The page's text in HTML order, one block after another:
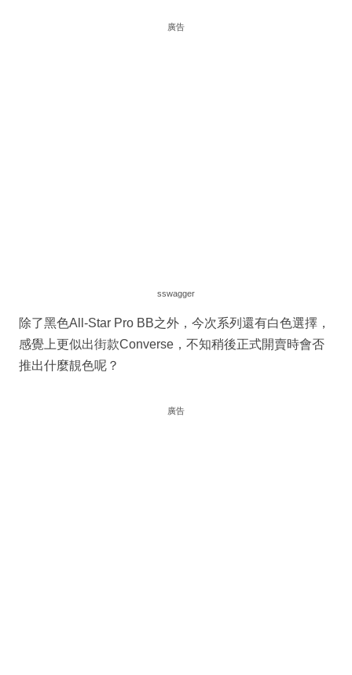
廣告
sswagger
除了黑色All-Star Pro BB之外，今次系列還有白色選擇，
感覺上更似出街款Converse，不知稍後正式開賣時會否
推出什麼靚色呢？
廣告